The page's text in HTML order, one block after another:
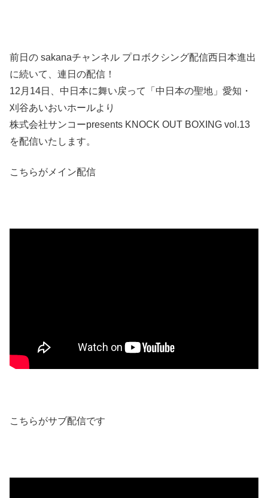
前日の sakanaチャンネル プロボクシング配信西日本進出
に続いて、連日の配信！
12月14日、中日本に舞い戻って「中日本の聖地」愛知・
刈谷あいおいホールより
株式会社サンコーpresents KNOCK OUT BOXING vol.13
を配信いたします。
こちらがメイン配信
こちらがサブ配信です